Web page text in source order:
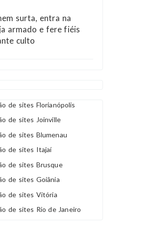
surta, entra na
armado e fere fiéis
culto
de sites Florianópolis
de sites Joinville
de sites Blumenau
de sites Itajaí
de sites Brusque
de sites Goiânia
de sites Vitória
de sites Rio de Janeiro